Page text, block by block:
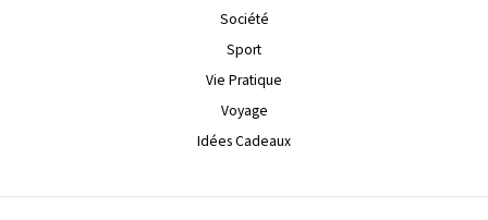
Société
Sport
Vie Pratique
Voyage
Idées Cadeaux